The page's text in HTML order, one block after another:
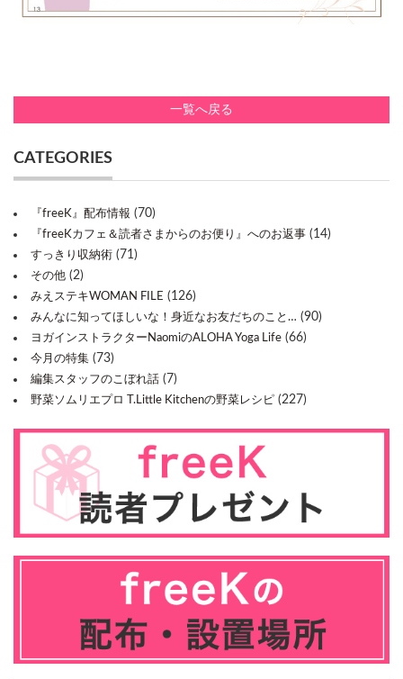
一覧へ戻る
CATEGORIES
『freeK』配布情報 (70)
『freeKカフェ＆読者さまからのお便り』へのお返事 (14)
すっきり収納術 (71)
その他 (2)
みえステキWOMAN FILE (126)
みんなに知ってほしいな！身近なお友だちのこと… (90)
ヨガインストラクターNaomiのALOHA Yoga Life (66)
今月の特集 (73)
編集スタッフのこぼれ話 (7)
野菜ソムリエプロ T.Little Kitchenの野菜レシピ (227)